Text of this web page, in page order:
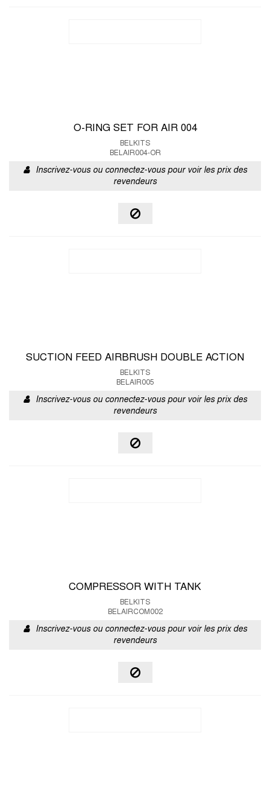
O-RING SET FOR AIR 004
BELKITS
BELAIR004-OR
Inscrivez-vous ou connectez-vous pour voir les prix des
revendeurs
SUCTION FEED AIRBRUSH DOUBLE ACTION
BELKITS
BELAIR005
Inscrivez-vous ou connectez-vous pour voir les prix des
revendeurs
COMPRESSOR WITH TANK
BELKITS
BELAIRCOM002
Inscrivez-vous ou connectez-vous pour voir les prix des
revendeurs